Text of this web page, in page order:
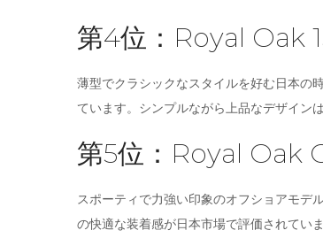
第4位：Royal Oak
薄型でクラシックなスタイルを好む日本の
ています。シンプルながら上品なデザイン
第5位：Royal Oak
スポーティで力強い印象のオフショアモデ
の快適な装着感が日本市場で評価されてい